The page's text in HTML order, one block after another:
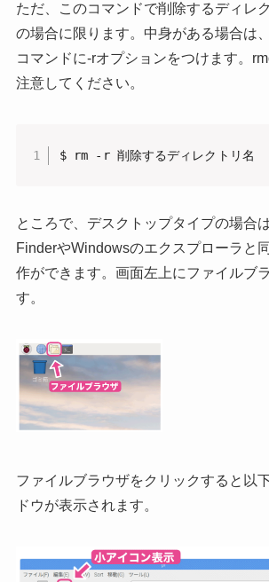
ただ、このコマンドで削除するディレ
の場合に限ります。中身がある場合は
コマンドに-rオプションをつけます。
注意してください。
$ rm -r 削除するディレクトリ名
ところで、デスクトップタイプの場合
FinderやWindowsのエクスプローラと
作ができます。画面左上にファイルブ
す。
ファイルブラウザをクリックすると以
ドウが表示されます。